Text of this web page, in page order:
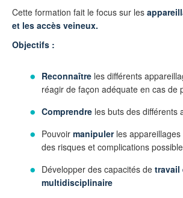
Cette formation fait le focus sur les
et les accès veineux.
Objectifs :
Reconnaître les différents
réagir de façon adéquate en cas de
Comprendre les buts des différents
Pouvoir manipuler les
des risques et complications
Développer des capacités de travail
multidisciplinaire